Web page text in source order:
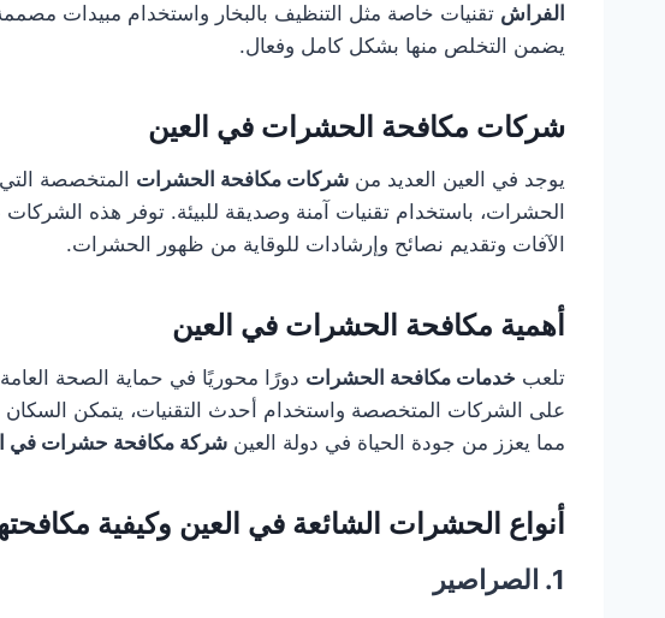
الفراش تقنيات خاصة مثل التنظيف بالبخار واستخدام مبيدات
يضمن التخلص منها بشكل كامل وفعال.
شركات مكافحة الحشرات في العين
يوجد في العين العديد منشركات مكافحة الحشرات المتخصصة
الحشرات، باستخدام تقنيات آمنة وصديقة للبيئة. توفر هذه
الآفات وتقديم نصائح وإرشادات للوقاية من ظهور الحشرات.
أهمية مكافحة الحشرات في العين
تلعب خدمات مكافحة الحشرات دورًا محوريًا في حماية الصحة
على الشركات المتخصصة واستخدام أحدث التقنيات، يتمكن السكان
مما يعزز من جودة الحياة في دولة العينشركة مكافحة حشرات في
أنواع الحشرات الشائعة في العين وكيفية
1. الصراصير